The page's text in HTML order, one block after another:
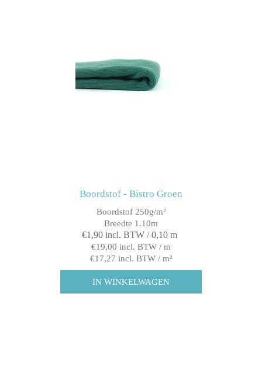
Boordstof - Bistro Groen
Boordstof 250g/m²
Breedte 1.10m
€1,90 incl. BTW / 0,10 m
€19,00 incl. BTW / m
€17,27 incl. BTW / m²